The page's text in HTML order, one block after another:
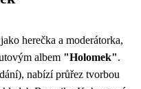
herečka a moderátorka,
albem "Holomek".
nabízí průřez tvorbou